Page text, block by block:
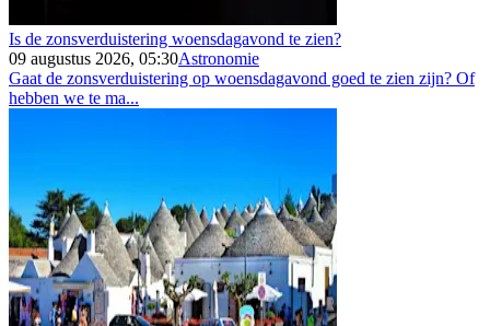
Is de zonsverduistering woensdagavond te zien?
09 augustus 2026, 05:30Astronomie
Gaat de zonsverduistering op woensdagavond goed te zien zijn? Of
hebben we te ma...